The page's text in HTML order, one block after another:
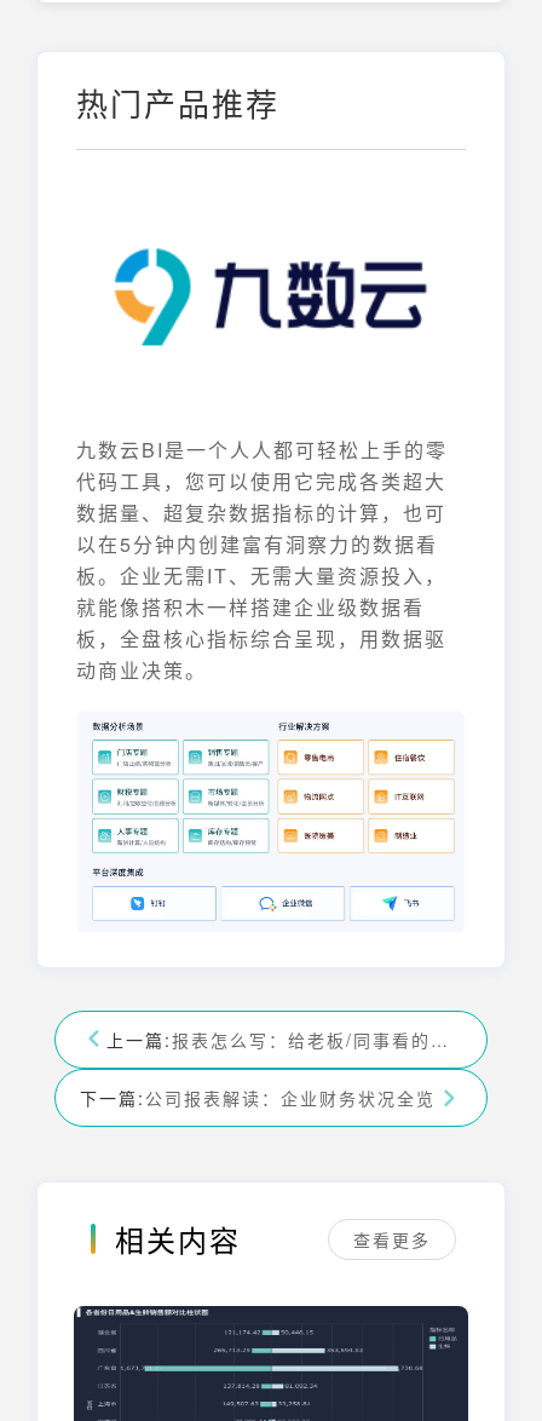
热门产品推荐
九数云BI是一个人人都可轻松上手的零
代码工具，您可以使用它完成各类超大
数据量、超复杂数据指标的计算，也可
以在5分钟内创建富有洞察力的数据看
板。企业无需IT、无需大量资源投入，
就能像搭积木一样搭建企业级数据看
板，全盘核心指标综合呈现，用数据驱
动商业决策。
上一篇: 报表怎么写：给老板/同事看的数据故事 写作指南
下一篇: 公司报表解读：企业财务状况全览
相关内容 查看更多